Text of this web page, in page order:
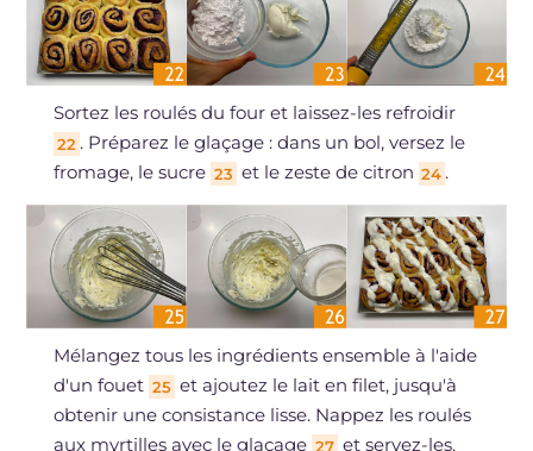
Sortez les roulés du four et laissez-les refroidir
22 . Préparez le glaçage : dans un bol, versez le
fromage, le sucre 23 et le zeste de citron 24 .
Mélangez tous les ingrédients ensemble à l'aide
d'un fouet 25 et ajoutez le lait en filet, jusqu'à
obtenir une consistance lisse. Nappez les roulés
aux myrtilles avec le glaçage 27 et servez-les.